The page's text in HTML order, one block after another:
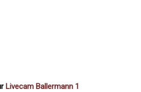
Livecam Ballermann 1